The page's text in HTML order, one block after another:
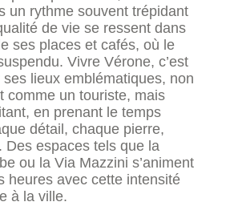
un rythme souvent trépidant
de vie se ressent dans
ses places et cafés, où le
Vivre Vérone, c’est
lieux emblématiques, non
comme un touriste, mais
en prenant le temps
détail, chaque pierre,
Des espaces tels que la
ou la Via Mazzini s’animent
heures avec cette intensité
à la ville.